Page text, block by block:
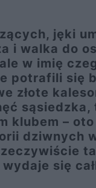
jęki
i walka do
w imię
potrafili się
złote
sąsiedzka,
klubem –
dziwnych
się